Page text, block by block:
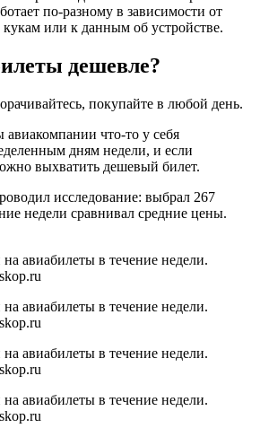
по-разному в зависимости от
кукам или к данным об устройстве.
дешевле?
покупайте в любой день.
авиакомпании что-то у себя
дням недели, и если
выхватить дешевый билет.
исследование: выбрал 267
недели сравнивал средние цены.